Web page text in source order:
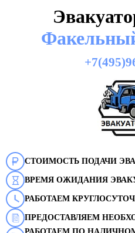
СТОИМОСТЬ ПОДАЧИ
ВРЕМЯ ОЖИДАНИЯ
РАБОТАЕМ
ПРЕДОСТАВЛЯЕМ